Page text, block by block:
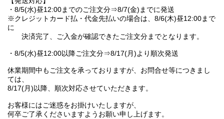
・8/5(水)昼12:00までのご注文分⇒8/7(金)までに発送
※クレジットカード払・代金先払いの場合は、8/6(木)昼12:00まで
に
決済完了、ご入金が確認できたご注文分までとなります。
・8/5(水)昼12:00以降ご注文分⇒8/17(月)より順次発送
休業期間中もご注文を承っておりますが、お問合せ等につきまし
ては、
8/17(月)以降、順次対応させていただきます。
お客様にはご迷惑をお掛けいたしますが、
何卒ご了承くださいますようお願い申し上げます。